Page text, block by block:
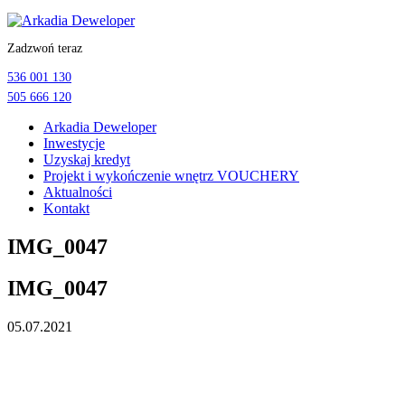
Przejdź
treści
Zadzwoń teraz
536 001 130
505 666 120
Arkadia Deweloper
Inwestycje
Uzyskaj kredyt
Projekt i wykończenie wnętrz VOUCHERY
Aktualności
Kontakt
IMG_0047
IMG_0047
05.07.2021